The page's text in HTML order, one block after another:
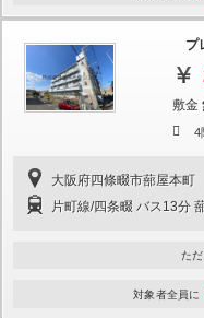
プ
敷金
4
大阪府四條畷市蔀屋本町
片町線/四条畷 バス13分
た
対象者全員に